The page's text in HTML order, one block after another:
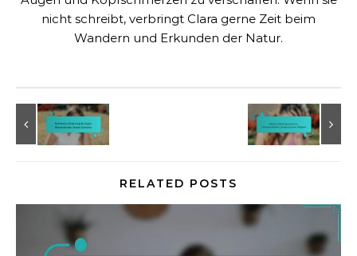
nicht schreibt, verbringt Clara gerne Zeit beim
Wandern und Erkunden der Natur.
RELATED POSTS